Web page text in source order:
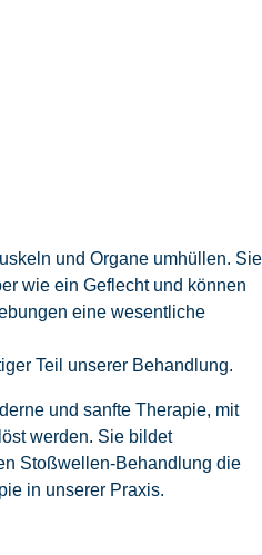
und Organe umhüllen. Sie
wie ein Geflecht und können
eine wesentliche
Teil unserer Behandlung.
und sanfte Therapie, mit
werden. Sie bildet
Stoßwellen-Behandlung die
in unserer Praxis.